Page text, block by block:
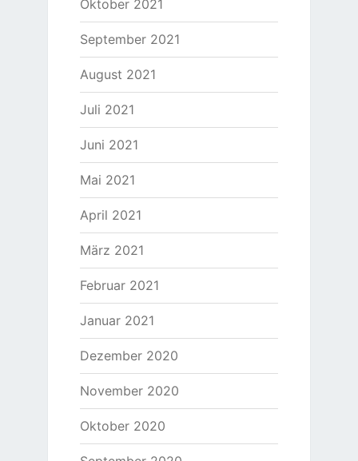
Oktober 2021
September 2021
August 2021
Juli 2021
Juni 2021
Mai 2021
April 2021
März 2021
Februar 2021
Januar 2021
Dezember 2020
November 2020
Oktober 2020